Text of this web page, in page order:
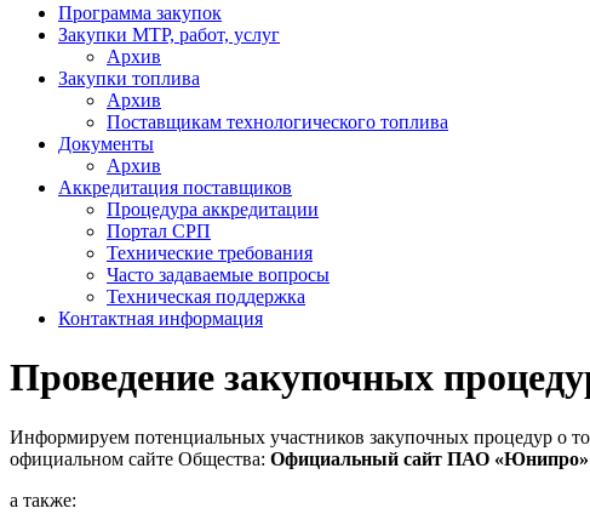
Программа закупок
Закупки МТР, работ, услуг
Архив
Закупки топлива
Архив
Поставщикам технологического топлива
Документы
Архив
Аккредитация поставщиков
Процедура аккредитации
Портал СРП
Технические требования
Часто задаваемые вопросы
Техническая поддержка
Контактная информация
Проведение закупочных
Информируем потенциальных участников закупочных процедур о
официальном сайте Общества: Официальный сайт ПАО «Юнипро»
а также: